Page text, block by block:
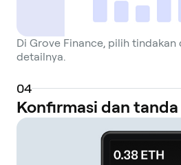
Di Grove Finance, pilih tindakan
detailnya.
04
Konfirmasi dan